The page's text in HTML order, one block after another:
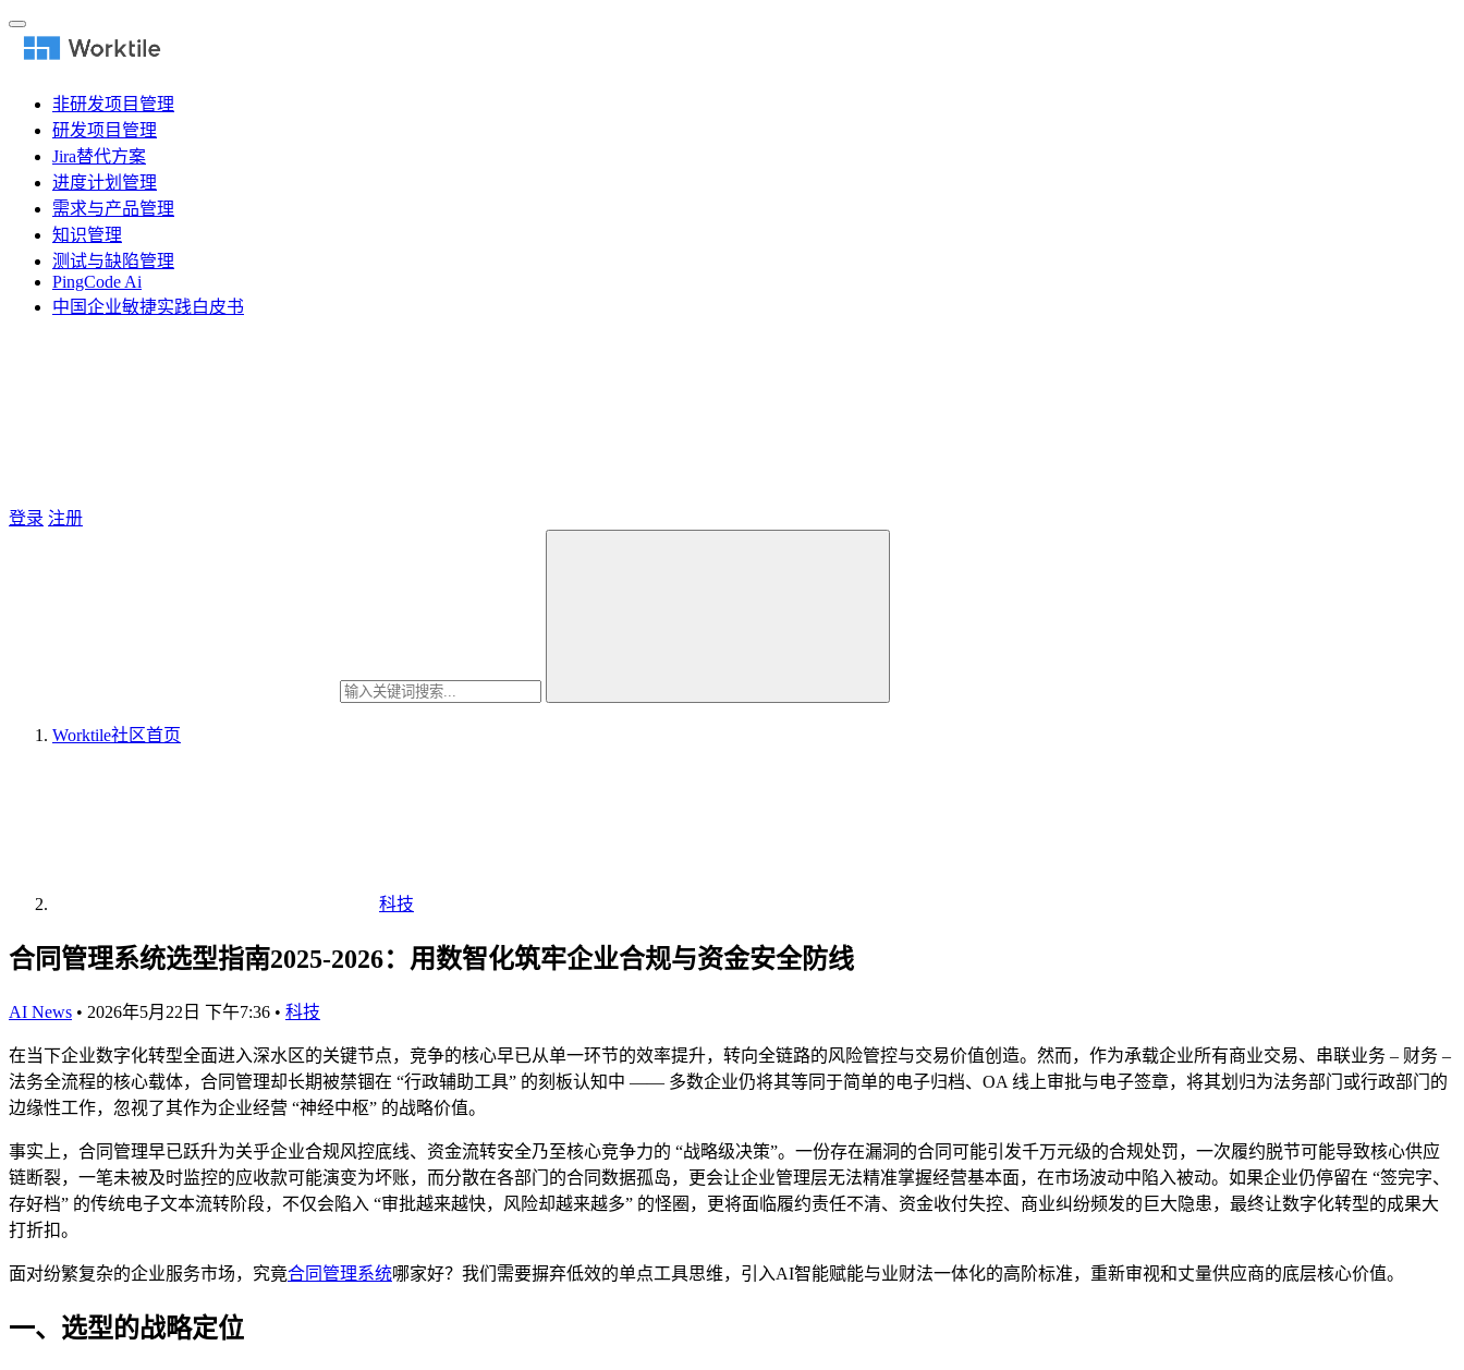
非研发项目管理
研发项目管理
Jira替代方案
进度计划管理
需求与产品管理
知识管理
测试与缺陷管理
PingCode Ai
中国企业敏捷实践白皮书
登录 注册
Worktile社区首页
科技
合同管理系统选型指南2025-2026：用数智化筑牢企业合规与资金安全防线
AI News • 2026年5月22日 下午7:36 • 科技
在当下企业数字化转型全面进入深水区的关键节点，竞争的核心早已从单一环节的效率提升，转向全链路的风险管控与交易价值创造。然而，作为承载企业所有商业交易、串联业务 – 财务 –
法务全流程的核心载体，合同管理却长期被禁锢在 “行政辅助工具” 的刻板认知中 —— 多数企业仍将其等同于简单的电子归档、OA 线上审批与电子签章，将其划归为法务部门或行政部门的
边缘性工作，忽视了其作为企业经营 “神经中枢” 的战略价值。
事实上，合同管理早已跃升为关乎企业合规风控底线、资金流转安全乃至核心竞争力的 “战略级决策”。一份存在漏洞的合同可能引发千万元级的合规处罚，一次履约脱节可能导致核心供应
链断裂，一笔未被及时监控的应收款可能演变为坏账，而分散在各部门的合同数据孤岛，更会让企业管理层无法精准掌握经营基本面，在市场波动中陷入被动。如果企业仍停留在 “签完字、
存好档” 的传统电子文本流转阶段，不仅会陷入 “审批越来越快，风险却越来越多” 的怪圈，更将面临履约责任不清、资金收付失控、商业纠纷频发的巨大隐患，最终让数字化转型的成果大
打折扣。
面对纷繁复杂的企业服务市场，究竟合同管理系统哪家好？我们需要摒弃低效的单点工具思维，引入AI智能赋能与业财法一体化的高阶标准，重新审视和丈量供应商的底层核心价值。
一、选型的战略定位